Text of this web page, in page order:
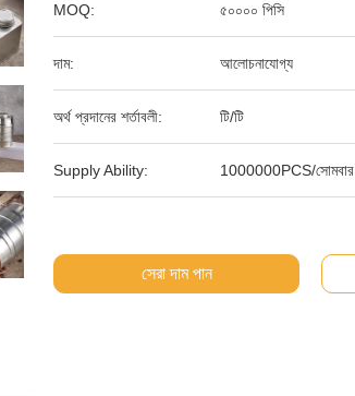
MOQ: ৫০০০০ পিসি
দাম: আলোচনাযোগ্য
অর্থ প্রদানের শর্তাবলী: টি/টি
Supply Ability: 1000000PCS/সোমবার
সেরা দাম পান